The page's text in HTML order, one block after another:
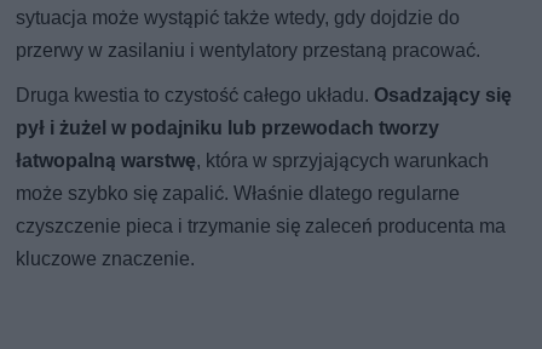
sytuacja może wystąpić także wtedy, gdy dojdzie do
przerwy w zasilaniu i wentylatory przestaną pracować.
Druga kwestia to czystość całego układu. Osadzający się
pył i żużel w podajniku lub przewodach tworzy
łatwopalną warstwę, która w sprzyjających warunkach
może szybko się zapalić. Właśnie dlatego regularne
czyszczenie pieca i trzymanie się zaleceń producenta ma
kluczowe znaczenie.